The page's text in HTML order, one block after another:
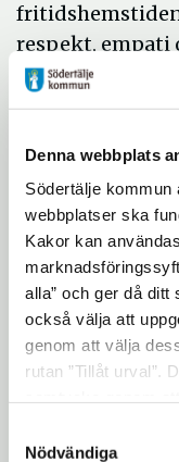
Denna webbplats
Södertälje
webbplatser ska
Kakor kan
alla” och ger då
också välja att
genom att välja
rutan ”Tillåt urval”.
"Visa detaljer" kan
Nödvändiga
respekt, empati
att skapa en
utvecklar sitt
Tillsammans
hög kvalité där
elevaktivitet
tillsammans
relationen
stor vikt för att
Vår
inkluderande